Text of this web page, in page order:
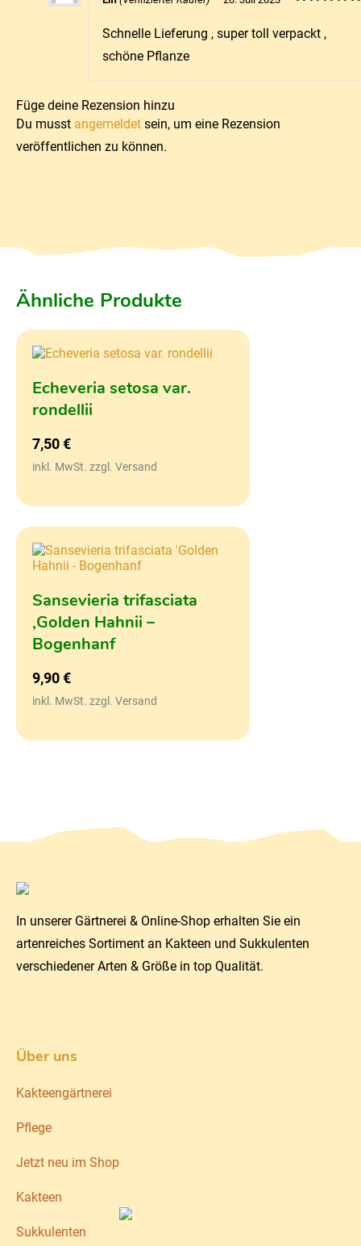
von 5
Schnelle Lieferung , super toll verpackt ,
schöne Pflanze
Füge deine Rezension hinzu
Du musst angemeldet sein, um eine Rezension
veröffentlichen zu können.
Ähnliche Produkte
Echeveria setosa var.
rondellii
7,50€
inkl. MwSt. zzgl. Versand
Sansevieria trifasciata
‚Golden Hahnii –
Bogenhanf
9,90€
inkl. MwSt. zzgl. Versand
In unserer Gärtnerei & Online-Shop erhalten Sie ein
artenreiches Sortiment an Kakteen und Sukkulenten
verschiedener Arten & Größe in top Qualität.
Über uns
Kakteengärtnerei
Pflege
Jetzt neu im Shop
Kakteen
Sukkulenten